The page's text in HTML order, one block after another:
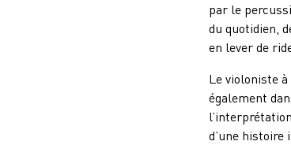
par le
du quotidien,
en lever de
Le violoniste
également
d’une histoire